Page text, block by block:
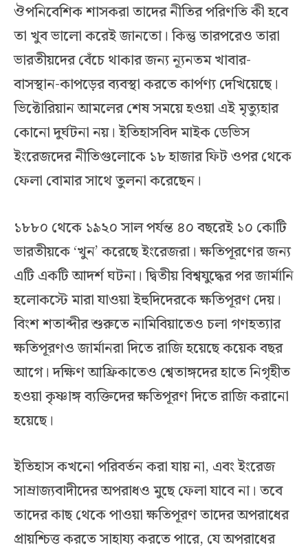
ঔপনিবেশিক শাসকরা তাদের নীতির পরিণতি কী হবে
তা খুব ভালো করেই জানতো। কিন্তু তারপরেও তারা
ভারতীয়দের বেঁচে থাকার জন্য ন্যূনতম খাবার-
বাসস্থান-কাপড়ের ব্যবস্থা করতে কার্পণ্য দেখিয়েছে।
ভিক্টোরিয়ান আমলের শেষ সময়ে হওয়া এই মৃত্যুহার
কোনো দুর্ঘটনা নয়। ইতিহাসবিদ মাইক ডেভিস
ইংরেজদের নীতিগুলোকে ১৮ হাজার ফিট ওপর থেকে
ফেলা বোমার সাথে তুলনা করেছেন।
১৮৮০ থেকে ১৯২০ সাল পর্যন্ত ৪০ বছরেই ১০ কোটি
ভারতীয়কে ‘খুন’ করেছে ইংরেজরা। ক্ষতিপূরণের জন্য
এটি একটি আদর্শ ঘটনা। দ্বিতীয় বিশ্বযুদ্ধের পর জার্মানি
হলোকস্টে মারা যাওয়া ইহুদিদেরকে ক্ষতিপূরণ দেয়।
বিংশ শতাব্দীর শুরুতে নামিবিয়াতেও চলা গণহত্যার
ক্ষতিপূরণও জার্মানরা দিতে রাজি হয়েছে কয়েক বছর
আগে। দক্ষিণ আফ্রিকাতেও শ্বেতাঙ্গদের হাতে নিগৃহীত
হওয়া কৃষ্ণাঙ্গ ব্যক্তিদের ক্ষতিপূরণ দিতে রাজি করানো
হয়েছে।
ইতিহাস কখনো পরিবর্তন করা যায় না, এবং ইংরেজ
সাম্রাজ্যবাদীদের অপরাধও মুছে ফেলা যাবে না। তবে
তাদের কাছ থেকে পাওয়া ক্ষতিপূরণ তাদের অপরাধের
প্রায়শ্চিত্ত করতে সাহায্য করতে পারে, যে অপরাধের